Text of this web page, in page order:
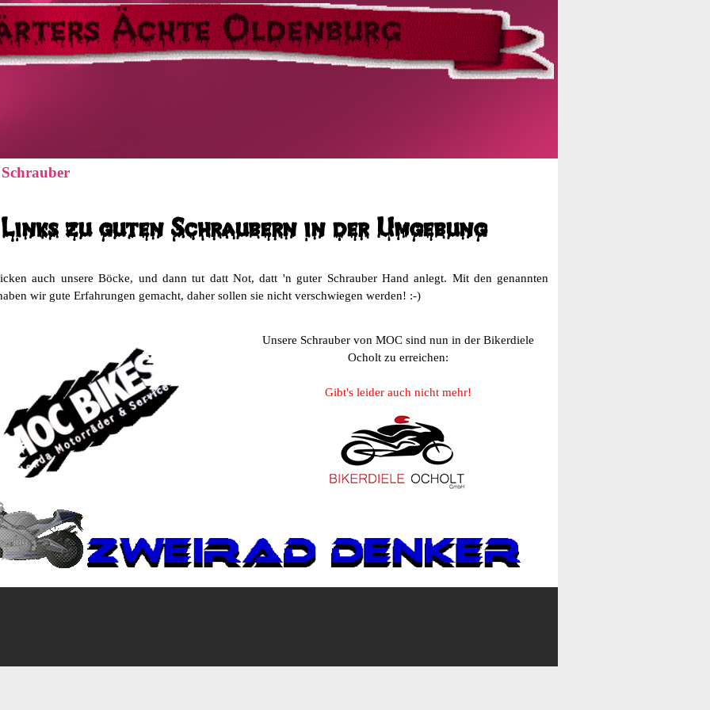
Links zu guten Schraubern in der Umgebung
auch unsere Böcke, und dann tut datt Not, datt 'n guter Schrauber Hand anlegt. Mit den genannten
wir gute Erfahrungen gemacht, daher sollen sie nicht verschwiegen werden! :-)
Unsere Schrauber von MOC sind nun in der Bikerdiele
Ocholt zu erreichen:
Gibt's leider auch nicht mehr!